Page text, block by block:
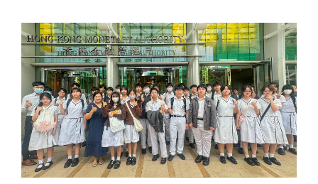
科
獲
獎
消
息〉
中